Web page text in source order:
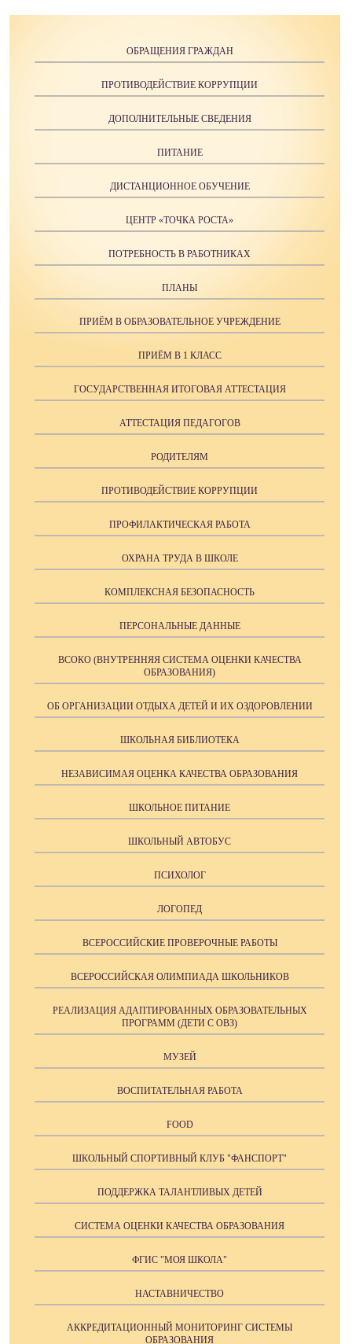
ОБРАЩЕНИЯ ГРАЖДАН
ПРОТИВОДЕЙСТВИЕ КОРРУПЦИИ
ДОПОЛНИТЕЛЬНЫЕ СВЕДЕНИЯ
ПИТАНИЕ
ДИСТАНЦИОННОЕ ОБУЧЕНИЕ
ЦЕНТР «ТОЧКА РОСТА»
ПОТРЕБНОСТЬ В РАБОТНИКАХ
ПЛАНЫ
ПРИЁМ В ОБРАЗОВАТЕЛЬНОЕ УЧРЕЖДЕНИЕ
ПРИЁМ В 1 КЛАСС
ГОСУДАРСТВЕННАЯ ИТОГОВАЯ АТТЕСТАЦИЯ
АТТЕСТАЦИЯ ПЕДАГОГОВ
РОДИТЕЛЯМ
ПРОТИВОДЕЙСТВИЕ КОРРУПЦИИ
ПРОФИЛАКТИЧЕСКАЯ РАБОТА
ОХРАНА ТРУДА В ШКОЛЕ
КОМПЛЕКСНАЯ БЕЗОПАСНОСТЬ
ПЕРСОНАЛЬНЫЕ ДАННЫЕ
ВСОКО (ВНУТРЕННЯЯ СИСТЕМА ОЦЕНКИ КАЧЕСТВА
ОБРАЗОВАНИЯ)
ОБ ОРГАНИЗАЦИИ ОТДЫХА ДЕТЕЙ И ИХ ОЗДОРОВЛЕНИИ
ШКОЛЬНАЯ БИБЛИОТЕКА
НЕЗАВИСИМАЯ ОЦЕНКА КАЧЕСТВА ОБРАЗОВАНИЯ
ШКОЛЬНОЕ ПИТАНИЕ
ШКОЛЬНЫЙ АВТОБУС
ПСИХОЛОГ
ЛОГОПЕД
ВСЕРОССИЙСКИЕ ПРОВЕРОЧНЫЕ РАБОТЫ
ВСЕРОССИЙСКАЯ ОЛИМПИАДА ШКОЛЬНИКОВ
РЕАЛИЗАЦИЯ АДАПТИРОВАННЫХ ОБРАЗОВАТЕЛЬНЫХ
ПРОГРАММ (ДЕТИ С ОВЗ)
МУЗЕЙ
ВОСПИТАТЕЛЬНАЯ РАБОТА
FOOD
ШКОЛЬНЫЙ СПОРТИВНЫЙ КЛУБ "ФАНСПОРТ"
ПОДДЕРЖКА ТАЛАНТЛИВЫХ ДЕТЕЙ
СИСТЕМА ОЦЕНКИ КАЧЕСТВА ОБРАЗОВАНИЯ
ФГИС "МОЯ ШКОЛА"
НАСТАВНИЧЕСТВО
АККРЕДИТАЦИОННЫЙ МОНИТОРИНГ СИСТЕМЫ
ОБРАЗОВАНИЯ